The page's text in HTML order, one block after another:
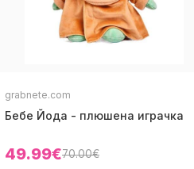
grabnete.com
Бебе Йода - плюшена играчка
49.99€70.00€